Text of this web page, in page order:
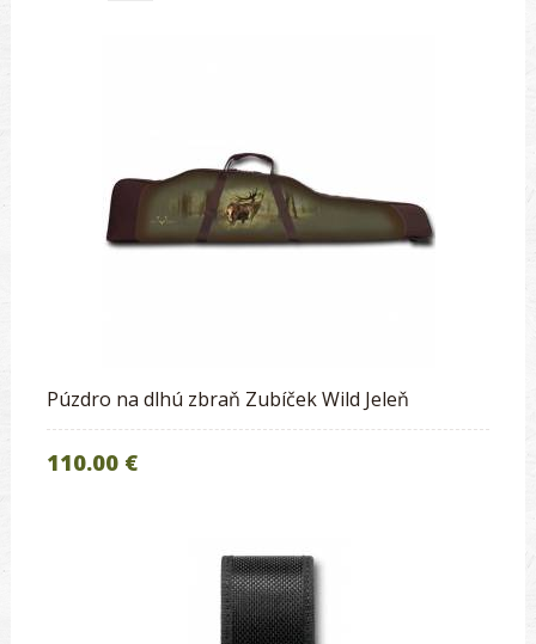
Púzdro na dlhú zbraň Zubíček Wild Jeleň
110.00 €